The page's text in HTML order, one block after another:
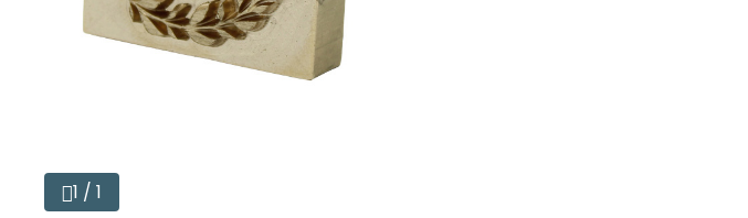
1 / 1